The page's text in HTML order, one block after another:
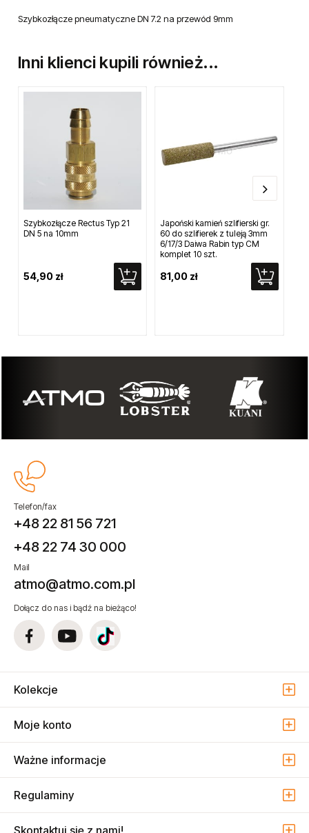
Szybkozłącze pneumatyczne DN 7.2 na przewód 9mm
Inni klienci kupili również...
Szybkozłącze Rectus Typ 21
DN 5 na 10mm
54,90 zł
Japoński kamień szlifierski gr.
60 do szlifierek z tuleją 3mm
6/17/3 Daiwa Rabin typ CM
komplet 10 szt.
81,00 zł
Telefon/fax
+48 22 81 56 721
+48 22 74 30 000
Mail
atmo@atmo.com.pl
Dołącz do nas i bądź na bieżąco!
Kolekcje
Moje konto
Ważne informacje
Regulaminy
Skontaktuj się z nami!